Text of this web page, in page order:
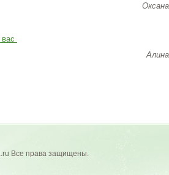
Оксана
Алина
Все права защищены.